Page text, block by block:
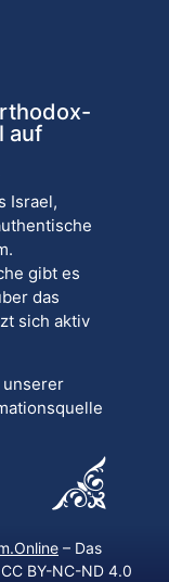
auf
Israel,
gibt es
das
sich aktiv
unserer
– Das
BY-NC-ND 4.0